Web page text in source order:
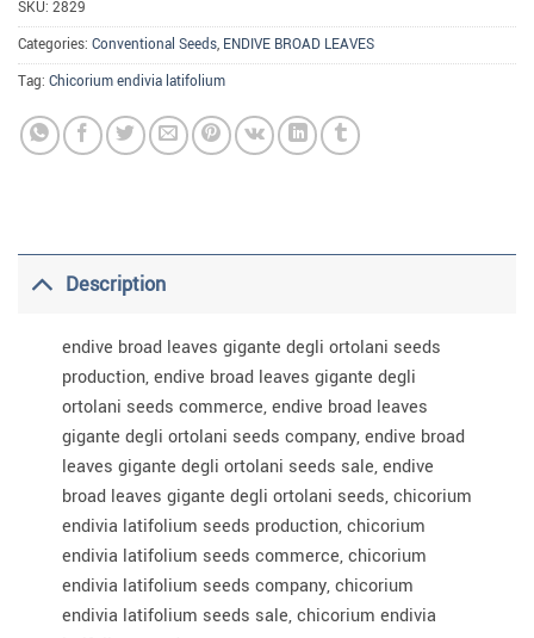
SKU: 2829
Categories: Conventional Seeds, ENDIVE BROAD LEAVES
Tag: Chicorium endivia latifolium
Description
endive broad leaves gigante degli ortolani seeds
production, endive broad leaves gigante degli
ortolani seeds commerce, endive broad leaves
gigante degli ortolani seeds company, endive broad
leaves gigante degli ortolani seeds sale, endive
broad leaves gigante degli ortolani seeds, chicorium
endivia latifolium seeds production, chicorium
endivia latifolium seeds commerce, chicorium
endivia latifolium seeds company, chicorium
endivia latifolium seeds sale, chicorium endivia